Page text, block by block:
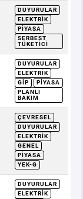
DUYURULAR
ELEKTRIK
PIYASA
SERBEST
TÜKETICI
DUYURULAR
ELEKTRIK
GİP
PIYASA
PLANLI
BAKIM
ÇEVRESEL
DUYURULAR
ELEKTRIK
GENEL
PIYASA
YEK-G
DUYURULAR
ELEKTRIK